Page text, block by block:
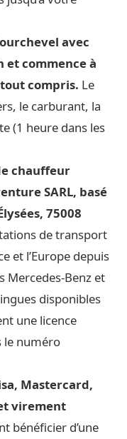
avec
commence à
compris. Le
le carburant, la
(1 heure dans les
chauffeur
SARL, basé
75008
de transport
et l’Europe depuis
Mercedes-Benz et
disponibles
une licence
le numéro
Mastercard,
virement
bénéficier d’une